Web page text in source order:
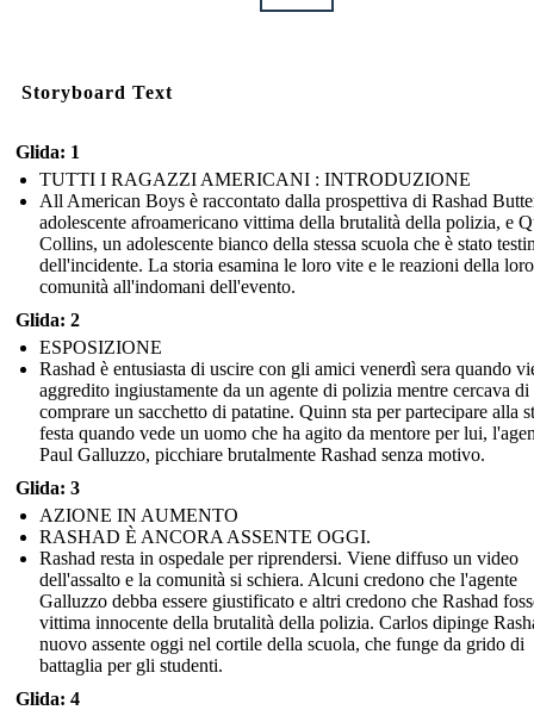
Storyboard Text
Glida: 1
TUTTI I RAGAZZI AMERICANI : INTRODUZIONE
All American Boys è raccontato dalla prospettiva di Rashad
adolescente afroamericano vittima della brutalità della polizia, e
Collins, un adolescente bianco della stessa scuola che è stato
dell'incidente. La storia esamina le loro vite e le reazioni della loro
comunità all'indomani dell'evento.
Glida: 2
ESPOSIZIONE
Rashad è entusiasta di uscire con gli amici venerdì sera quando
aggredito ingiustamente da un agente di polizia mentre cercava di
comprare un sacchetto di patatine. Quinn sta per partecipare alla
festa quando vede un uomo che ha agito da mentore per lui,
Paul Galluzzo, picchiare brutalmente Rashad senza motivo.
Glida: 3
AZIONE IN AUMENTO
RASHAD È ANCORA ASSENTE OGGI.
Rashad resta in ospedale per riprendersi. Viene diffuso un video
dell'assalto e la comunità si schiera. Alcuni credono che l'agente
Galluzzo debba essere giustificato e altri credono che Rashad
vittima innocente della brutalità della polizia. Carlos dipinge
nuovo assente oggi nel cortile della scuola, che funge da grido di
battaglia per gli studenti.
Glida: 4